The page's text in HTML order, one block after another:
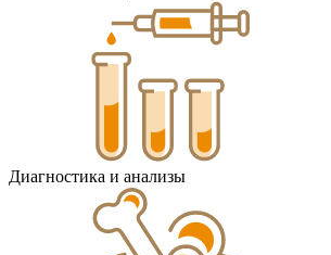
Диагностика и анализы